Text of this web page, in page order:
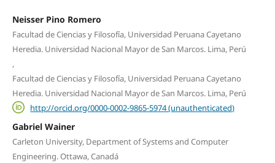
Neisser Pino Romero
Facultad de Ciencias y Filosofía, Universidad Peruana Cayetano
Heredia. Universidad Nacional Mayor de San Marcos. Lima, Perú
,
Facultad de Ciencias y Filosofía, Universidad Peruana Cayetano
Heredia. Universidad Nacional Mayor de San Marcos. Lima, Perú
http://orcid.org/0000-0002-9865-5974 (unauthenticated)
Gabriel Wainer
Carleton University, Department of Systems and Computer
Engineering. Ottawa, Canadá